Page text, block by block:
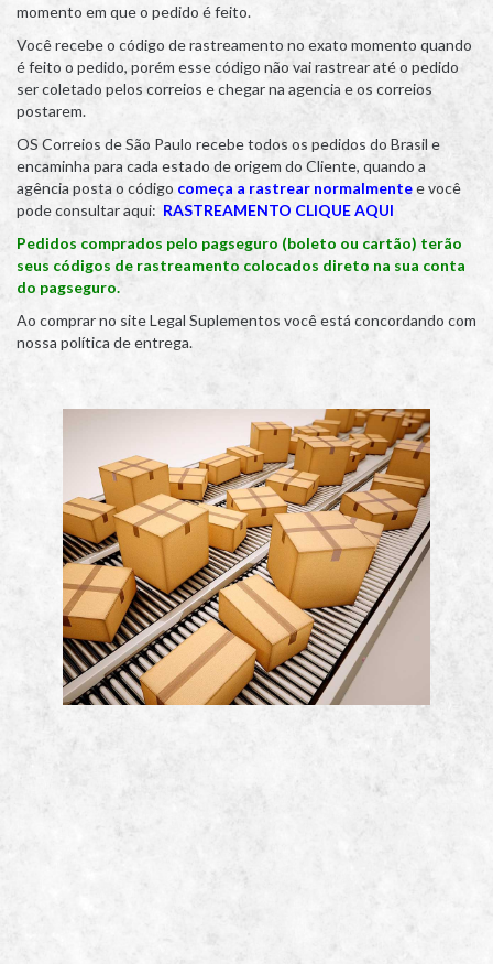
momento em que o pedido é feito.
Você recebe o código de rastreamento no exato momento quando
é feito o pedido, porém esse código não vai rastrear até o pedido
ser coletado pelos correios e chegar na agencia e os correios
postarem.
OS Correios de São Paulo recebe todos os pedidos do Brasil e
encaminha para cada estado de origem do Cliente, quando a
agência posta o código começa a rastrear normalmentee você
pode consultar aqui: RASTREAMENTO CLIQUE AQUI
Pedidos comprados pelo pagseguro (boleto ou cartão) terão
seus códigos de rastreamento colocados direto na sua conta
do pagseguro.
Ao comprar no site Legal Suplementos você está concordando com
nossa política de entrega.